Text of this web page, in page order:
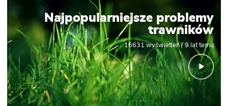
Najpopularniejsze problemy
trawników
16631 wyświetleń / 9 lat temu